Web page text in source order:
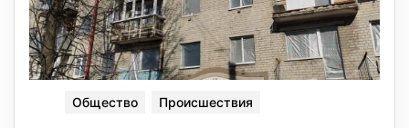
Общество Происшествия